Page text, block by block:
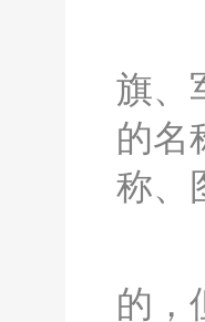
(
旗、
的名
称、
(
的，